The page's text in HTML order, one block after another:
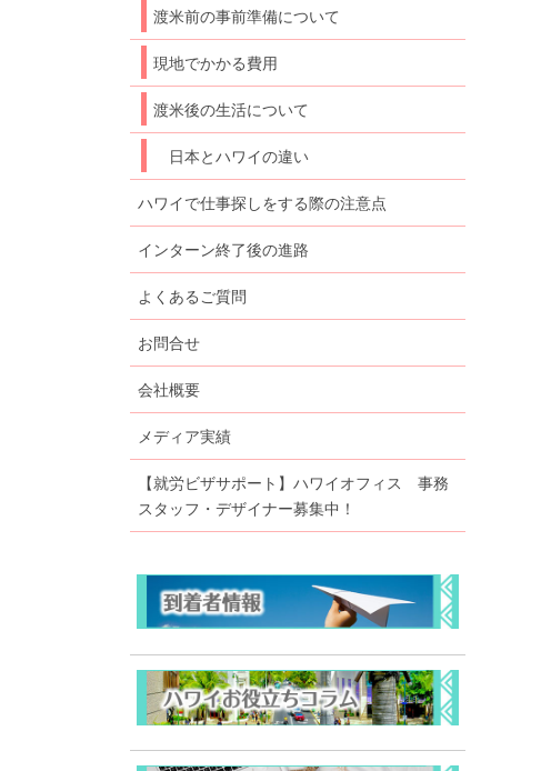
渡米前の事前準備について
現地でかかる費用
渡米後の生活について
日本とハワイの違い
ハワイで仕事探しをする際の注意点
インターン終了後の進路
よくあるご質問
お問合せ
会社概要
メディア実績
【就労ビザサポート】ハワイオフィス 事務
スタッフ・デザイナー募集中！